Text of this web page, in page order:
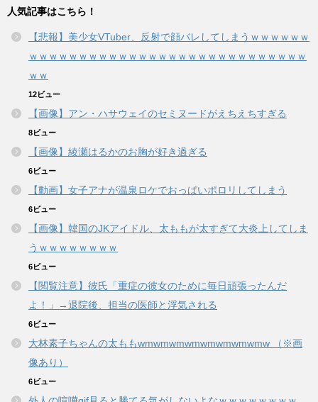
人気記事はこちら！
【悲報】美少女VTuber、反射で顔バレしてしまうｗｗｗｗｗｗ
ｗｗｗｗｗｗｗｗｗｗｗｗｗｗｗｗｗｗｗｗｗｗｗｗｗｗｗｗ
ｗｗ
12ビュー
【画像】アン・ハサウェイのセミヌードがえちえちすぎる
8ビュー
【画像】綾瀬はるかのお胸が好き過ぎる
6ビュー
【動画】女子アナが温泉ロケでおっぱいポロリしてしまう
6ビュー
【画像】韓国のJKアイドル、太ももが太すぎて大炎上してしま
うｗｗｗｗｗｗｗｗ
6ビュー
【閲覧注意】彼氏「重症の彼女のために毎日頑張ったんだ
よ！」→退院後、担当の医師と浮気される
6ビュー
大林素子ちゃんの太ももwmwmwmwmwmwmwmwmw （※画
像あり）
6ビュー